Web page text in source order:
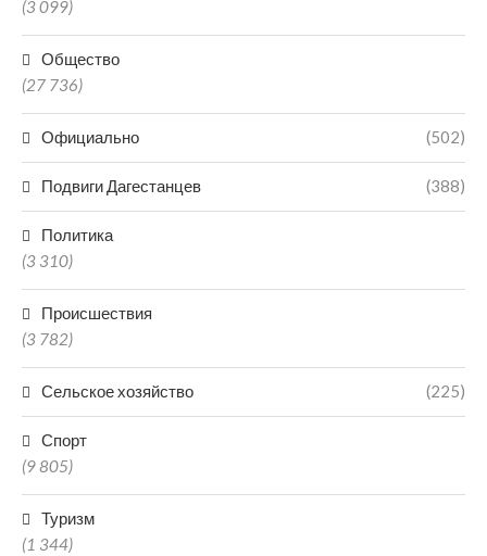
(3 099)
Общество
(27 736)
Официально (502)
Подвиги Дагестанцев (388)
Политика
(3 310)
Происшествия
(3 782)
Сельское хозяйство (225)
Спорт
(9 805)
Туризм
(1 344)